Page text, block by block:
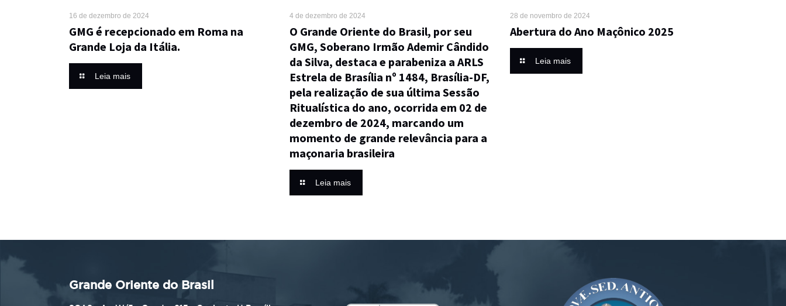
16 de dezembro de 2024
GMG é recepcionado em Roma na
Grande Loja da Itália.
Leia mais
4 de dezembro de 2024
O Grande Oriente do Brasil, por seu
GMG, Soberano Irmão Ademir Cândido
da Silva, destaca e parabeniza a ARLS
Estrela de Brasília nº 1484, Brasília-DF,
pela realização de sua última Sessão
Ritualística do ano, ocorrida em 02 de
dezembro de 2024, marcando um
momento de grande relevância para a
maçonaria brasileira
Leia mais
28 de novembro de 2024
Abertura do Ano Maçônico 2025
Leia mais
Grande Oriente do Brasil